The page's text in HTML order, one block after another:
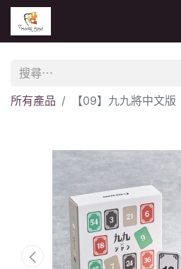
所有產品 【09】九九將中文版